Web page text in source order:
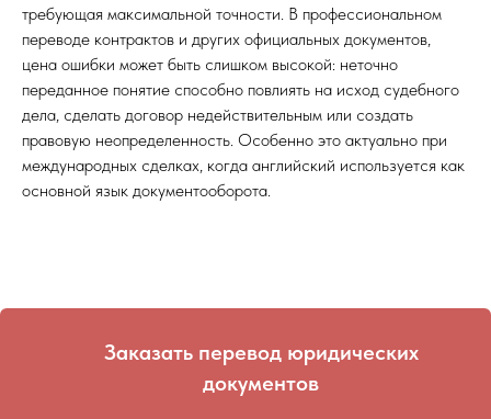
требующая максимальной точности. В профессиональном
переводе контрактов и других официальных документов,
цена ошибки может быть слишком высокой: неточно
переданное понятие способно повлиять на исход судебного
дела, сделать договор недействительным или создать
правовую неопределенность. Особенно это актуально при
международных сделках, когда английский используется как
основной язык документооборота.
Заказать перевод юридических
документов